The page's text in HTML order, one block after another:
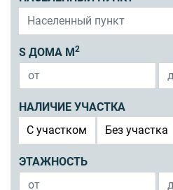
S ДОМА М 2
НАЛИЧИЕ УЧАСТКА
C участком
Без участка
ЭТАЖНОСТЬ